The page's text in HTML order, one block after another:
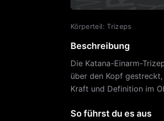
Körperteil: Trizeps
Beschreibung
Die Katana-Einarm-
über den Kopf
Kraft und Definition im
So führst du es aus